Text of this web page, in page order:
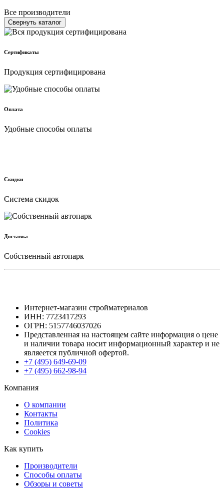
Все производители
Свернуть каталог
Сертификаты
Продукция сертифицирована
Оплата
Удобные способы оплаты
Скидки
Cистема скидок
Доставка
Собственный автопарк
Интернет-магазин стройматериалов
ИНН: 7723417293
ОГРН: 5157746037026
Представленная на настоящем сайте информация о цене
и наличии товара носит информационный характер и не
являеется публичной офертой.
+7 (495) 649-69-09
+7 (495) 662-98-94
Компания
О компании
Контакты
Политика
Cookies
Как купить
Производители
Способы оплаты
Обзоры и советы